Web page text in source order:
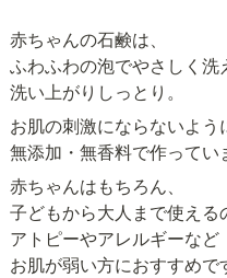
赤ちゃんの石鹸は、
ふわふわの泡でやさしく洗
洗い上がりしっとり。
お肌の刺激にならないよう
無添加・無香料で作ってい
赤ちゃんはもちろん、
子どもから大人まで使える
アトピーやアレルギーなど
お肌が弱い方におすすめで